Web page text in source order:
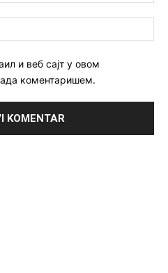
и веб сајт у овом
коментаришем.